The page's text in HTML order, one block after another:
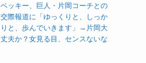
ベッキー、巨人・片岡コーチとの
交際報道に「ゆっくりと、しっか
りと、歩んでいきます」→片岡大
丈夫か？女見る目、センスないな